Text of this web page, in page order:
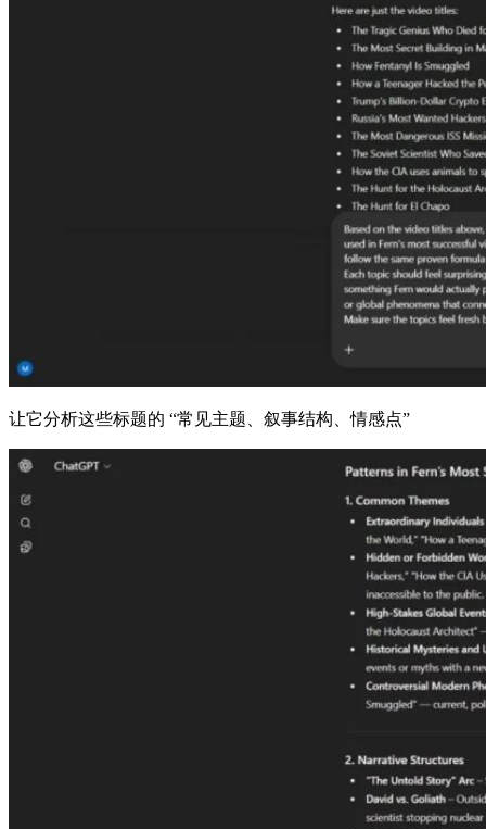
让它分析这些标题的 “常见主题、叙事结构、情感点”